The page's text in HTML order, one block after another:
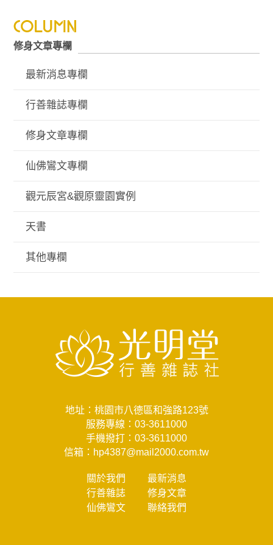
修身文章專欄
最新消息專欄
行善雜誌專欄
修身文章專欄
仙佛鸞文專欄
觀元辰宮&觀原靈園實例
天書
其他專欄
地址：桃園市八德區和強路123號
服務專線： 03-3611000
手機撥打： 03-3611000
信箱： hp4387@mail2000.com.tw
關於我們
最新消息
行善雜誌
修身文章
仙佛鸞文
聯絡我們